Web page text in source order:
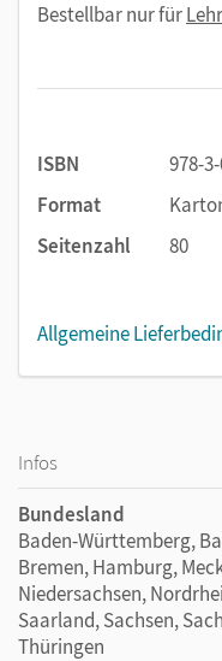
Bestellbar nur für
ISBN
978-
Format
Seitenzahl
80
Allgemeine
Infos
Bundesland
Baden-Württemberg,
Bremen, Hamburg,
Niedersachsen,
Saarland, Sachsen,
Thüringen